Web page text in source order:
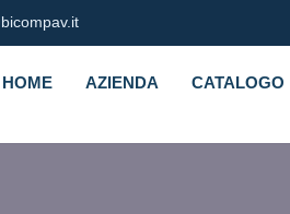
HOME AZIENDA CATALOGO